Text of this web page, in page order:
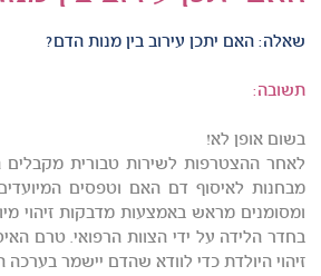
שאלה: האם יתכן עירוב בין מנות הדם?
תשובה:
בשום אופן לא!
לאחר ההצטרפות לשירות טבורית מקבלים
מבחנות לאיסוף דם האם וטפסים
ומסומנים מראש באמצעות מדבקות זיהוי
בחדר הלידה על ידי הצוות הרפואי. טרם
זיהוי היולדת כדי לוודא שהדם יישמר בערכה